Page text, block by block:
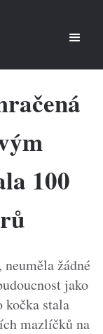
100
žádné
jako
kočka stala
mazlíčků na